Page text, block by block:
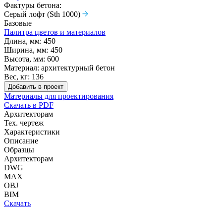
Фактуры бетона:
Серый лофт (Sth 1000)
Базовые
Палитра цветов и материалов
Длина, мм: 450
Ширина, мм: 450
Высота, мм: 600
Материал: архитектурный бетон
Вес, кг: 136
Добавить в проект
Материалы для проектирования
Скачать в PDF
Архитекторам
Тех. чертеж
Характеристики
Описание
Образцы
Архитекторам
DWG
MAX
OBJ
BIM
Скачать